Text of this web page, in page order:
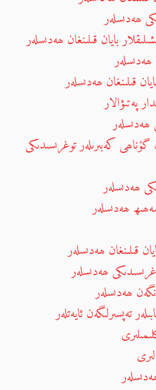
ھەدىسلەر
بايان قىلىنغان ھەدىسلەر
قىلىنغان ھەدىسلەر
پەتىۋالار
كەبىرىلەر توغرىسىدىكى
ھەدىسلەر
ھەدىسلەر
قىلىنغان ھەدىسلەر
ھەدىسلەر
ھەدىسلەر
تەپسىرلىگەن ئايەتلەر